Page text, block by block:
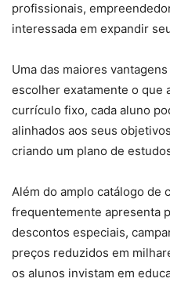
profissionais,
interessada em expandir
Uma das maiores
escolher exatamente o que
currículo fixo, cada aluno
alinhados aos seus
criando um plano de
Além do amplo catálogo de
frequentemente apresenta
descontos especiais,
preços reduzidos em
os alunos invistam em